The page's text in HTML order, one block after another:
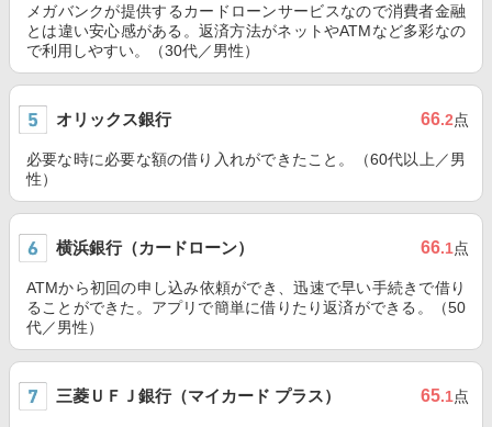
メガバンクが提供するカードローンサービスなので消費者金融
とは違い安心感がある。返済方法がネットやATMなど多彩なの
で利用しやすい。（30代／男性）
オリックス銀行 66.2点
必要な時に必要な額の借り入れができたこと。（60代以上／男
性）
横浜銀行（カードローン） 66.1点
ATMから初回の申し込み依頼ができ、迅速で早い手続きで借り
ることができた。アプリで簡単に借りたり返済ができる。（50
代／男性）
三菱ＵＦＪ銀行（マイカード プラス） 65.1点